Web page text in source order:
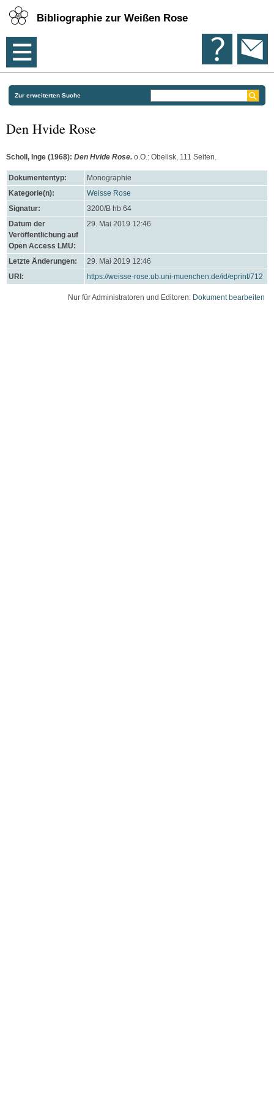
Bibliographie zur Weißen Rose
Zur erweiterten Suche
Den Hvide Rose
Scholl, Inge (1968): Den Hvide Rose. o.O.: Obelisk, 111 Seiten.
Dokumententyp:
Monographie
Kategorie(n):
Weisse Rose
Signatur:
3200/B hb 64
Datum der
Veröffentlichung auf
Open Access LMU:
29. Mai 2019 12:46
Letzte Änderungen:
29. Mai 2019 12:46
URI:
https://weisse-rose.ub.uni-muenchen.de/id/eprint/712
Nur für Administratoren und Editoren: Dokument bearbeiten